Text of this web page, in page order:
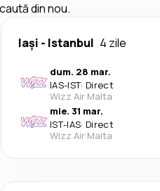
din nou.
Iași - Istanbul 4 zile
dum. 28 mar.
IAS-IST· Direct
Wizz Air Malta
mie. 31 mar.
IST-IAS· Direct
Wizz Air Malta